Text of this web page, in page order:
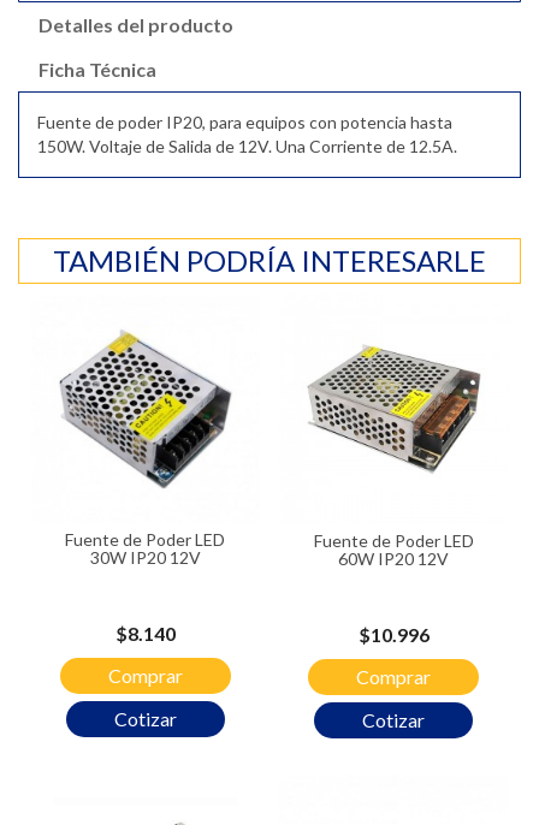
Detalles del producto
Ficha Técnica
Fuente de poder IP20, para equipos con potencia hasta
150W. Voltaje de Salida de 12V. Una Corriente de 12.5A.
TAMBIÉN PODRÍA INTERESARLE
Fuente de Poder LED
30W IP20 12V
Cotizar
Precio
$8.140
Comprar
Fuente de Poder LED
60W IP20 12V
Cotizar
Precio
$10.996
Comprar